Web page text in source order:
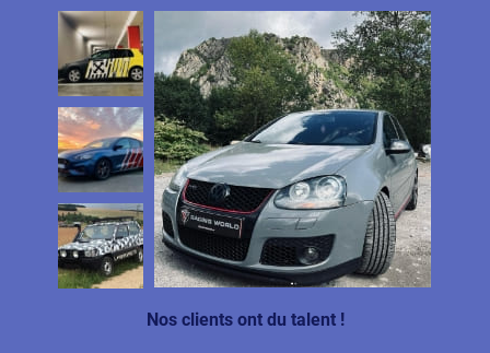
Land Rover
Ldv
Lexus
Ligier
Lincoln
Livan
Nos clients ont du talent !